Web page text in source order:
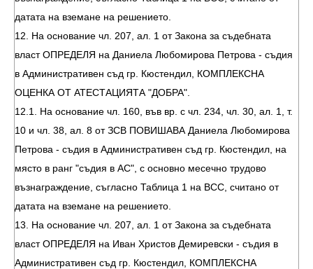
датата на вземане на решението.
12. На основание чл. 207, ал. 1 от Закона за съдебната
власт ОПРЕДЕЛЯ на Даниела Любомирова Петрова - съдия
в Административен съд гр. Кюстендил, КОМПЛЕКСНА
ОЦЕНКА ОТ АТЕСТАЦИЯТА "ДОБРА".
12.1. На основание чл. 160, във вр. с чл. 234, чл. 30, ал. 1, т.
10 и чл. 38, ал. 8 от ЗСВ ПОВИШАВА Даниела Любомирова
Петрова - съдия в Административен съд гр. Кюстендил, на
място в ранг "съдия в АС", с основно месечно трудово
възнаграждение, съгласно Таблица 1 на ВСС, считано от
датата на вземане на решението.
13. На основание чл. 207, ал. 1 от Закона за съдебната
власт ОПРЕДЕЛЯ на Иван Христов Демиревски - съдия в
Административен съд гр. Кюстендил, КОМПЛЕКСНА